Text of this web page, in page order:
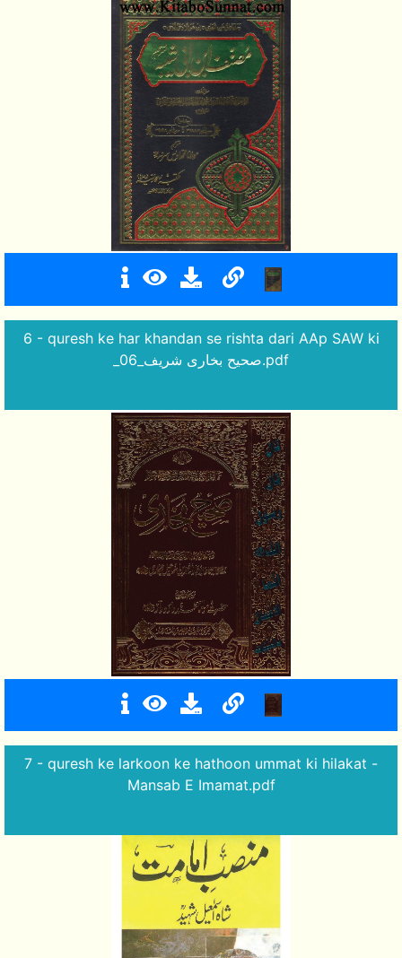
6 - quresh ke har khandan se rishta dari AAp SAW ki
_صحیح بخاری شریف_06.pdf
7 - quresh ke larkoon ke hathoon ummat ki hilakat -
Mansab E Imamat.pdf